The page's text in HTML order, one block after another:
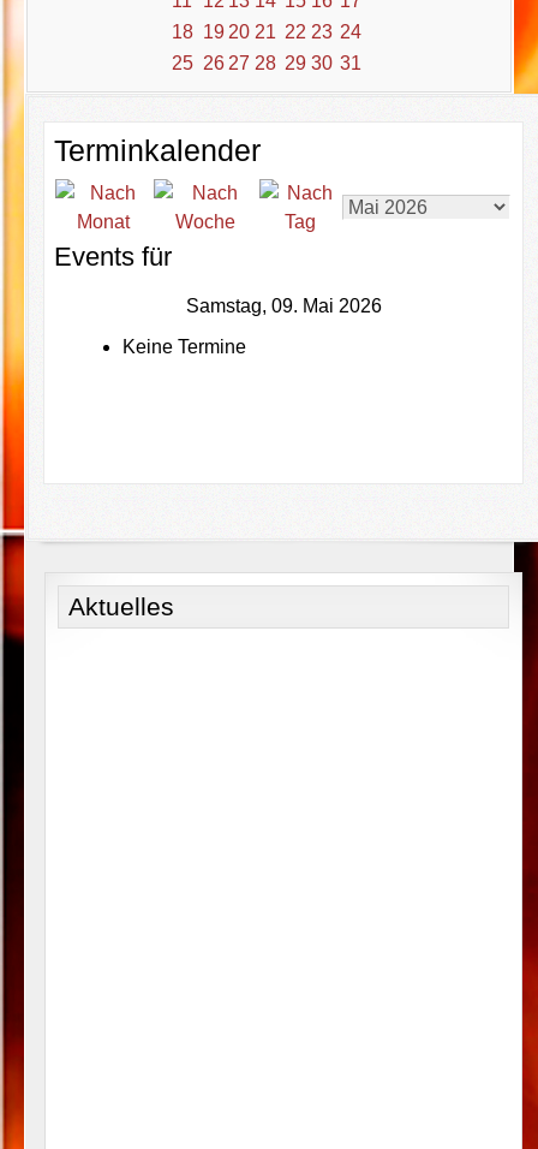
18 19 20 21 22 23 24
25 26 27 28 29 30 31
Terminkalender
Events für
Samstag, 09. Mai 2026
Keine Termine
Aktuelles